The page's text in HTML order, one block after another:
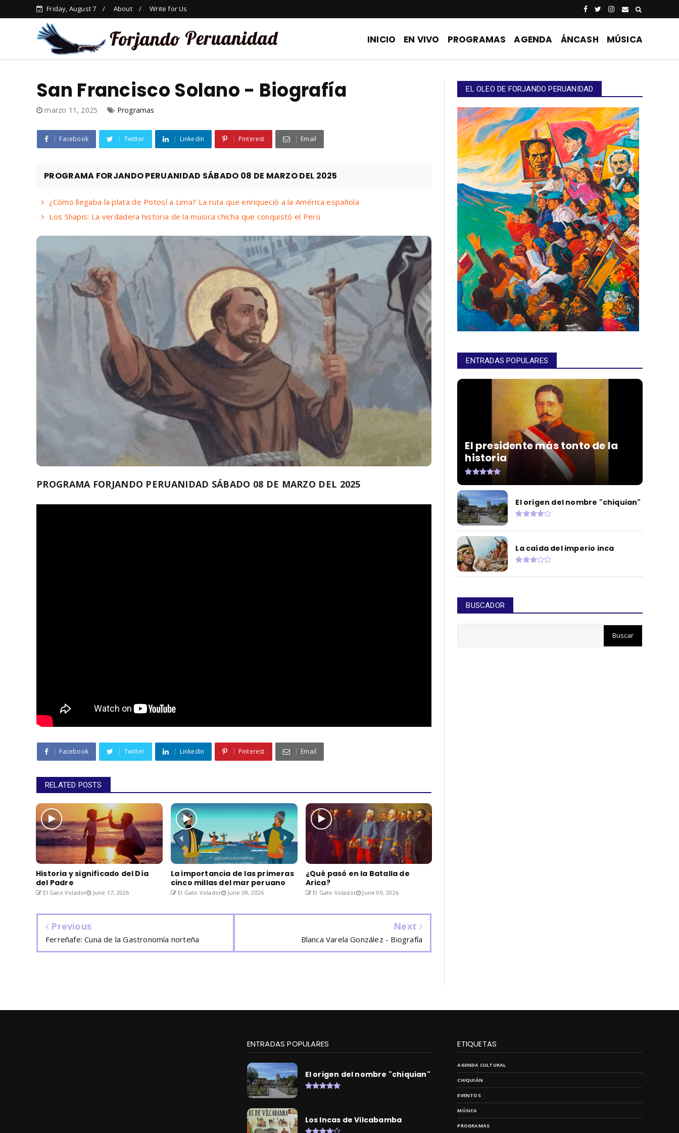
Friday, August 7 About Write for Us
INICIO EN VIVO PROGRAMAS AGENDA ÁNCASH MÚSICA
San Francisco Solano - Biografía
marzo 11, 2025 Programas
Facebook Twitter Linkedin Pinterest Email
PROGRAMA FORJANDO PERUANIDAD SÁBADO 08 DE MARZO DEL 2025
¿Cómo llegaba la plata de Potosí a Lima? La ruta que enriqueció a la América española
Los Shapis: La verdadera historia de la música chicha que conquistó el Perú
PROGRAMA FORJANDO PERUANIDAD SÁBADO 08 DE MARZO DEL 2025
Facebook Twitter Linkedin Pinterest Email
RELATED POSTS
Historia y significado del Día
del Padre
El Gato Volador June 17, 2026
La importancia de las primeras
cinco millas del mar peruano
El Gato Volador June 09, 2026
¿Qué pasó en la Batalla de
Arica?
El Gato Volador June 09, 2026
Previous
Ferreñafe: Cuna de la Gastronomía norteña
Next
Blanca Varela González - Biografía
EL OLEO DE FORJANDO PERUANIDAD
ENTRADAS POPULARES
El presidente más tonto de la
historia
El origen del nombre "chiquian"
La caída del imperio inca
BUSCADOR
ENTRADAS POPULARES
El origen del nombre "chiquian"
Los Incas de Vilcabamba
ETIQUETAS
AGENDA CULTURAL
CHIQUIÁN
EVENTOS
MÚSICA
PROGRAMAS